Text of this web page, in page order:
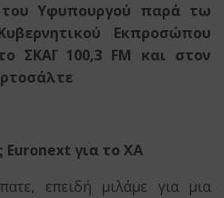
του Υφυπουργού παρά τω
Εκπροσώπου
ΣΚΑΪ 100,3 FM και στον
Euronext για το ΧΑ
επειδή μιλάμε για μια